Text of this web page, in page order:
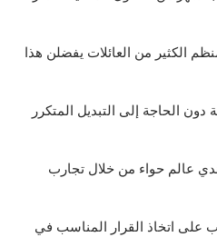
الكثير من العائلات يفضلن هذا
الحاجة إلى التبديل المتكرر
عالم حواء من خلال تجارب
على اتخاذ القرار المناسب في